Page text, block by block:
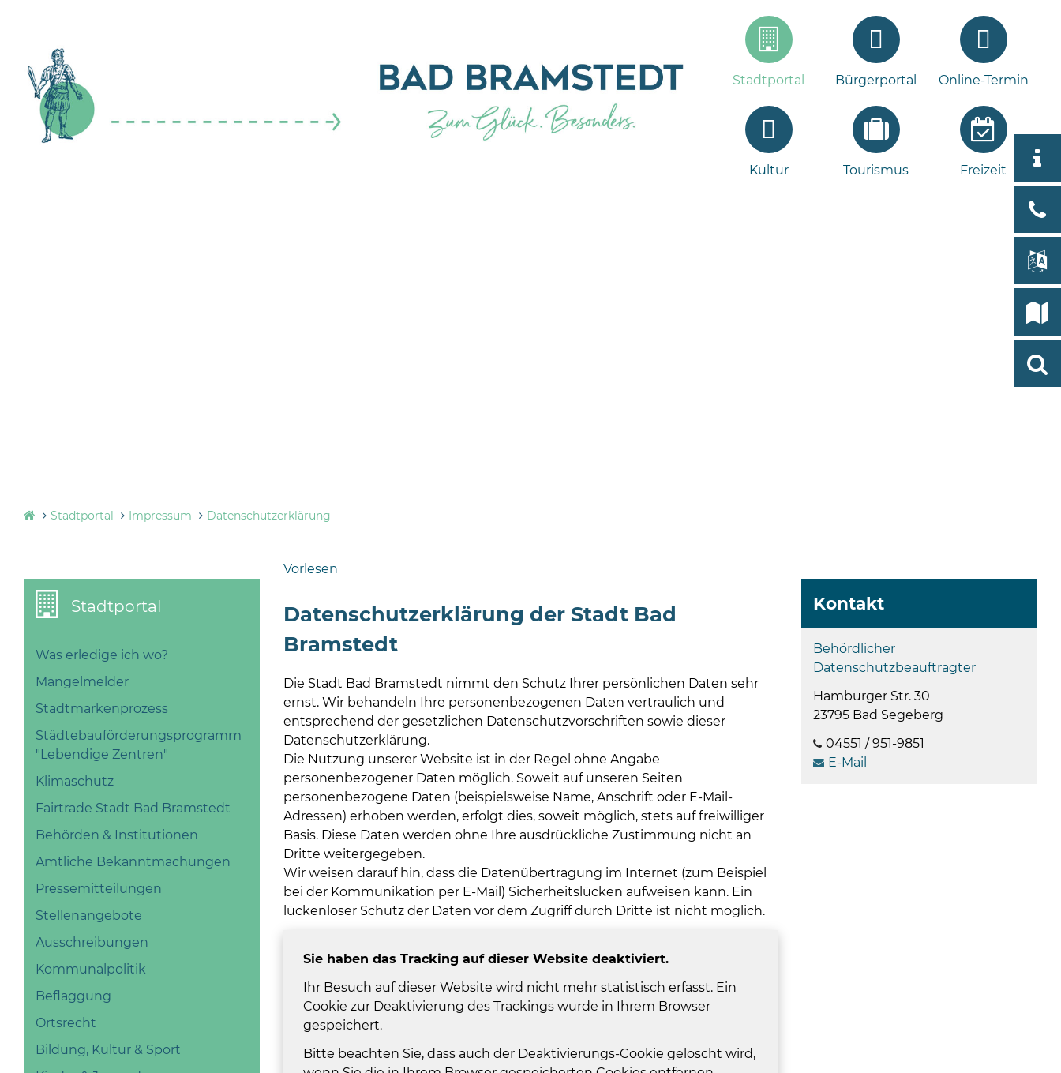
Stadtportal Bürgerportal Online-Termin
Kultur Tourismus Freizeit
Bleeck
19
Do
Stadtportal Impressum Datenschutzerklärung
Vorlesen
Stadtportal
Was erledige ich wo?
Mängelmelder
Stadtmarkenprozess
Städtebauförderungsprogramm
"Lebendige Zentren"
Klimaschutz
Fairtrade Stadt Bad Bramstedt
Behörden & Institutionen
Amtliche Bekanntmachungen
Pressemitteilungen
Stellenangebote
Ausschreibungen
Kommunalpolitik
Beflaggung
Ortsrecht
Bildung, Kultur & Sport
Datenschutzerklärung der Stadt Bad
Bramstedt
Die Stadt Bad Bramstedt nimmt den Schutz Ihrer persönlichen Daten sehr
ernst. Wir behandeln Ihre personenbezogenen Daten vertraulich und
entsprechend der gesetzlichen Datenschutzvorschriften sowie dieser
Datenschutzerklärung.
Die Nutzung unserer Website ist in der Regel ohne Angabe
personenbezogener Daten möglich. Soweit auf unseren Seiten
personenbezogene Daten (beispielsweise Name, Anschrift oder E-Mail-
Adressen) erhoben werden, erfolgt dies, soweit möglich, stets auf freiwilliger
Basis. Diese Daten werden ohne Ihre ausdrückliche Zustimmung nicht an
Dritte weitergegeben.
Wir weisen darauf hin, dass die Datenübertragung im Internet (zum Beispiel
bei der Kommunikation per E-Mail) Sicherheitslücken aufweisen kann. Ein
lückenloser Schutz der Daten vor dem Zugriff durch Dritte ist nicht möglich.
Sie haben das Tracking auf dieser Website deaktiviert.
Ihr Besuch auf dieser Website wird nicht mehr statistisch erfasst. Ein
Cookie zur Deaktivierung des Trackings wurde in Ihrem Browser
gespeichert.
Bitte beachten Sie, dass auch der Deaktivierungs-Cookie gelöscht wird,
Kontakt
Behördlicher
Datenschutzbeauftragter
Hamburger Str. 30
23795 Bad Segeberg
04551 / 951-9851
E-Mail